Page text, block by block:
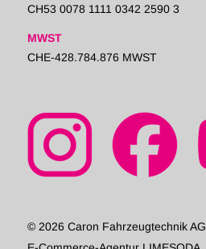
CH53 0078 1111 0342 2590 3
MWST
CHE-428.784.876 MWST
© 2026 Caron Fahrzeugtechnik AG